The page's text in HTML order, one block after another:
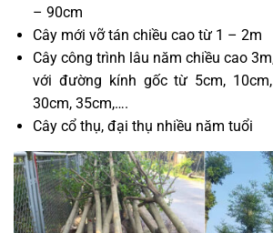
– 90cm
Cây mới vỡ tán chiều cao từ 1 – 2m
Cây công trình lâu năm chiều cao
với đường kính gốc từ 5cm,
30cm, 35cm,….
Cây cổ thụ, đại thụ nhiều năm tuổi